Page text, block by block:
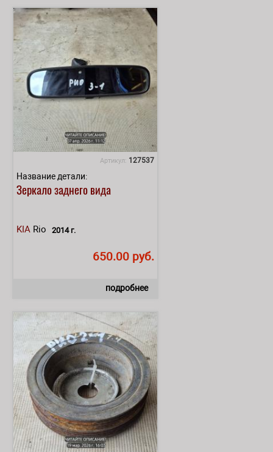
Артикул: 127537
Название детали:
Зеркало заднего вида
KIA Rio 2014 г.
650.00 руб.
подробнее